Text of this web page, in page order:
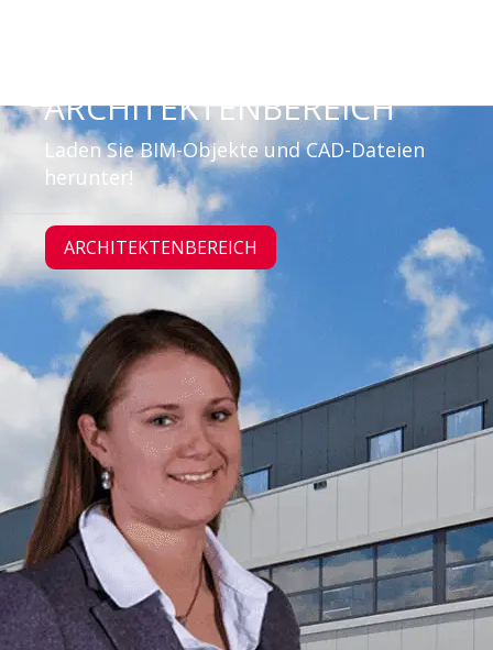
ARCHITEKTENBEREICH
Laden Sie BIM-Objekte und CAD-Dateien
herunter!
ARCHITEKTENBEREICH